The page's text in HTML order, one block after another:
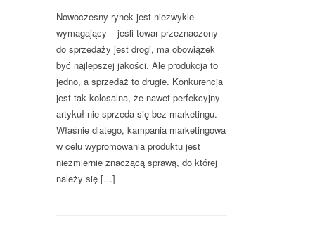
Nowoczesny rynek jest niezwykle
wymagający – jeśli towar przeznaczony
do sprzedaży jest drogi, ma obowiązek
być najlepszej jakości. Ale produkcja to
jedno, a sprzedaż to drugie. Konkurencja
jest tak kolosalna, że nawet perfekcyjny
artykuł nie sprzeda się bez marketingu.
Właśnie dlatego, kampania marketingowa
w celu wypromowania produktu jest
niezmiernie znaczącą sprawą, do której
należy się […]